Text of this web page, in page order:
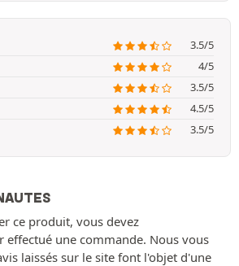
3.5/5
4/5
3.5/5
4.5/5
3.5/5
ce produit, vous devez
effectué une commande. Nous vous
laissés sur le site font l'objet d'une